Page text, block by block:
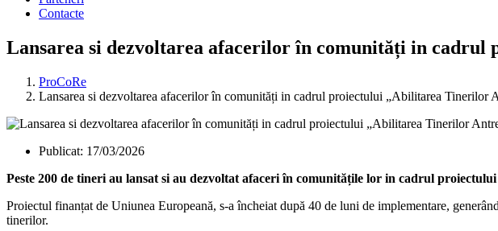
Contacte
Lansarea si dezvoltarea afacerilor în comunități in
ProCoRe
Lansarea si dezvoltarea afacerilor în comunități in cadrul proiectului „Abilitarea Tinerilor
Publicat: 17/03/2026
Peste 200 de tineri au lansat si au dezvoltat afaceri în comunitățile lor in cadrul
Proiectul finanțat de Uniunea Europeană, s-a încheiat după 40 de luni de implementare,
tinerilor.